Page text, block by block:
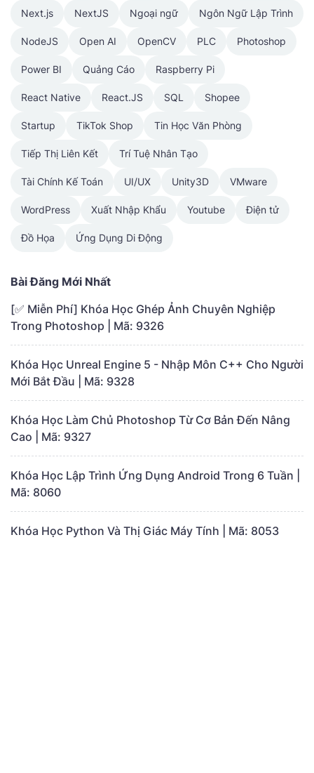
Next.js NextJS Ngoại ngữ Ngôn Ngữ Lập Trình
NodeJS Open AI OpenCV PLC Photoshop
Power BI Quảng Cáo Raspberry Pi
React Native React.JS SQL Shopee
Startup TikTok Shop Tin Học Văn Phòng
Tiếp Thị Liên Kết Trí Tuệ Nhân Tạo
Tài Chính Kế Toán UI/UX Unity3D VMware
WordPress Xuất Nhập Khẩu Youtube Điện tử
Đồ Họa Ứng Dụng Di Động
Bài Đăng Mới Nhất
[✅ Miễn Phí] Khóa Học Ghép Ảnh Chuyên Nghiệp
Trong Photoshop | Mã: 9326
Khóa Học Unreal Engine 5 - Nhập Môn C++ Cho Người
Mới Bắt Đầu | Mã: 9328
Khóa Học Làm Chủ Photoshop Từ Cơ Bản Đến Nâng
Cao | Mã: 9327
Khóa Học Lập Trình Ứng Dụng Android Trong 6 Tuần |
Mã: 8060
Khóa Học Python Và Thị Giác Máy Tính | Mã: 8053